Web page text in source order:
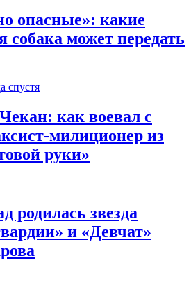
опасные»: какие
собака может передать
спустя
как воевал с
милиционер из
руки»
родилась звезда
и «Девчат»